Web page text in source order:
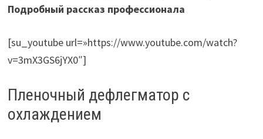
Подробный рассказ профессионала
[su_youtube url=»https://www.youtube.com/watch?
v=3mX3GS6jYX0″]
Пленочный дефлегматор с
охлаждением